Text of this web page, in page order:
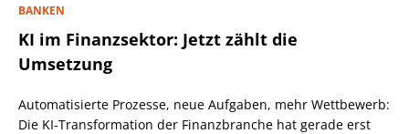
BANKEN
KI im Finanzsektor: Jetzt zählt die
Umsetzung
Automatisierte Prozesse, neue Aufgaben, mehr Wettbewerb:
Die KI-Transformation der Finanzbranche hat gerade erst